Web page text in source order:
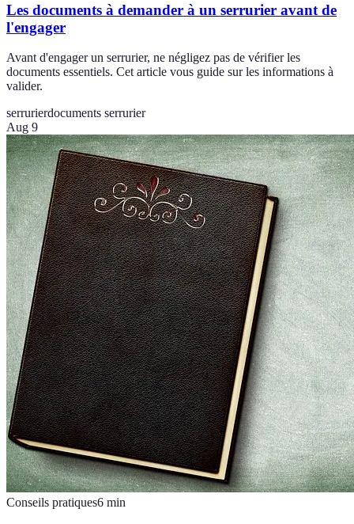
Les documents à demander à un serrurier avant de
l'engager
Avant d'engager un serrurier, ne négligez pas de vérifier les
documents essentiels. Cet article vous guide sur les informations à
valider.
serrurierdocuments serrurier
Aug 9
Conseils pratiques6 min